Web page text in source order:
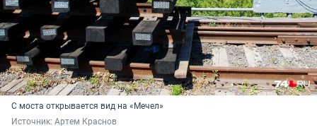
С моста открывается вид на «Мечел»
Источник: Артем Краснов